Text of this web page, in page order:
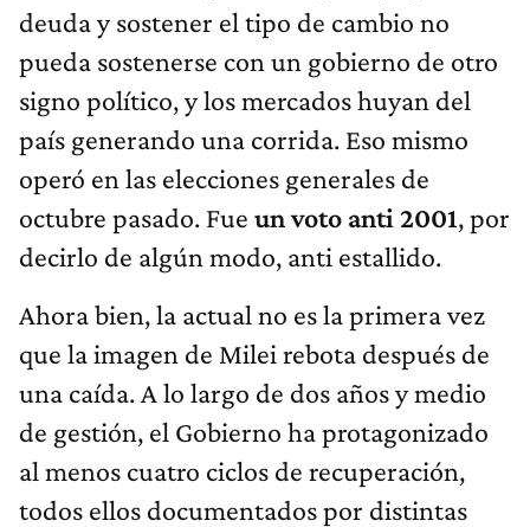
deuda y sostener el tipo de cambio no
pueda sostenerse con un gobierno de otro
signo político, y los mercados huyan del
país generando una corrida. Eso mismo
operó en las elecciones generales de
octubre pasado. Fue un voto anti 2001, por
decirlo de algún modo, anti estallido.
Ahora bien, la actual no es la primera vez
que la imagen de Milei rebota después de
una caída. A lo largo de dos años y medio
de gestión, el Gobierno ha protagonizado
al menos cuatro ciclos de recuperación,
todos ellos documentados por distintas